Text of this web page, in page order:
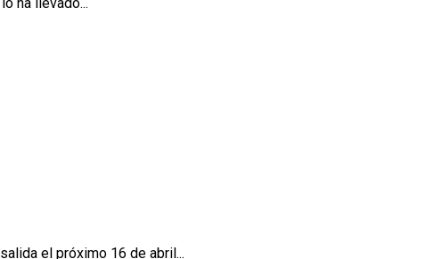
ha llevado...
el próximo 16 de abril...